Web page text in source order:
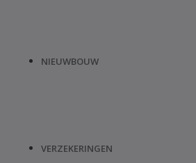
NIEUWBOUW
VERZEKERINGEN